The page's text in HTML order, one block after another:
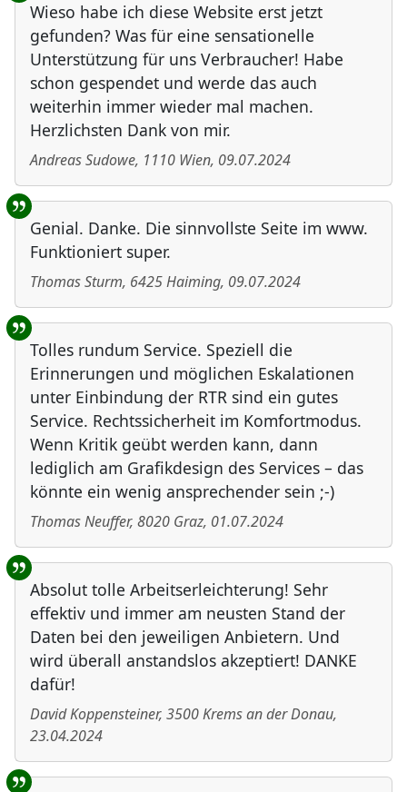
Wieso habe ich diese Website erst jetzt
gefunden? Was für eine sensationelle
Unterstützung für uns Verbraucher! Habe
schon gespendet und werde das auch
weiterhin immer wieder mal machen.
Herzlichsten Dank von mir.
Andreas Sudowe, 1110 Wien, 09.07.2024
Genial. Danke. Die sinnvollste Seite im www.
Funktioniert super.
Thomas Sturm, 6425Haiming, 09.07.2024
Tolles rundum Service. Speziell die
Erinnerungen und möglichen Eskalationen
unter Einbindung der RTR sind ein gutes
Service. Rechtssicherheit im Komfortmodus.
Wenn Kritik geübt werden kann, dann
lediglich am Grafikdesign des Services – das
könnte ein wenig ansprechender sein ;-)
Thomas Neuffer, 8020 Graz, 01.07.2024
Absolut tolle Arbeitserleichterung! Sehr
effektiv und immer am neusten Stand der
Daten bei den jeweiligen Anbietern. Und
wird überall anstandslos akzeptiert! DANKE
dafür!
David Koppensteiner, 3500Krems an der Donau,
23.04.2024